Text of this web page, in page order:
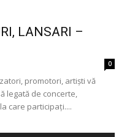
LANSARI –
0
promotori, artişti vă
legată de concerte,
care participaţi....